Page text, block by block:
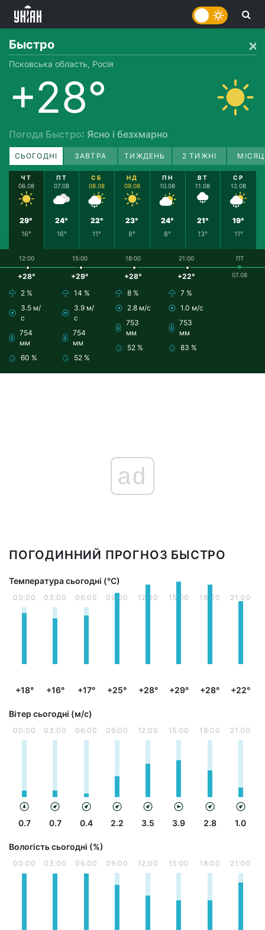
Быстро
Псковська область, Росія
+28°
Погода Быстро: Ясно і безхмарно
СЬОГОДНІ ЗАВТРА ТИЖДЕНЬ 2 ТИЖНІ
ЧТ
06.08
29°
16°
ПТ
07.08
24°
16°
СБ
08.08
22°
11°
НД
09.08
23°
8°
ПН
10.08
24°
8°
ВТ
11.08
21°
13°
СР
12.08
19°
11°
12:00
+28°
2 %
3.5 м/
с
754
мм
60 %
15:00
+29°
14 %
3.9 м/
с
754
мм
52 %
18:00
+28°
8 %
2.8 м/с
753
мм
52 %
21:00
+22°
7 %
1.0 м/с
753
мм
83 %
ПТ
07.08
ad
ПОГОДИННИЙ ПРОГНОЗ БЫСТРО
Температура сьогодні (°С)
00:00
+18°
03:00
+16°
06:00
+17°
09:00
+25°
12:00
+28°
15:00
+29°
18:00
+28°
21:00
+22°
Вітер сьогодні (м/с)
00:00
0.7
03:00
0.7
06:00
0.4
09:00
2.2
12:00
3.5
15:00
3.9
18:00
2.8
21:00
1.0
Вологість сьогодні (%)
00:00 03:00 06:00 09:00 12:00 15:00 18:00 21:00